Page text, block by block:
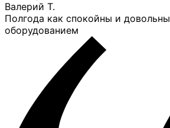
Валерий Т.
Полгода как спокойны и
оборудованием